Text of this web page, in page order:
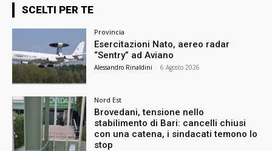
SCELTI PER TE
Provincia
Esercitazioni Nato, aereo radar
“Sentry” ad Aviano
Alessandro Rinaldini - 6 Agosto 2026
Nord Est
Brovedani, tensione nello
stabilimento di Bari: cancelli chiusi
con una catena, i sindacati temono lo
stop